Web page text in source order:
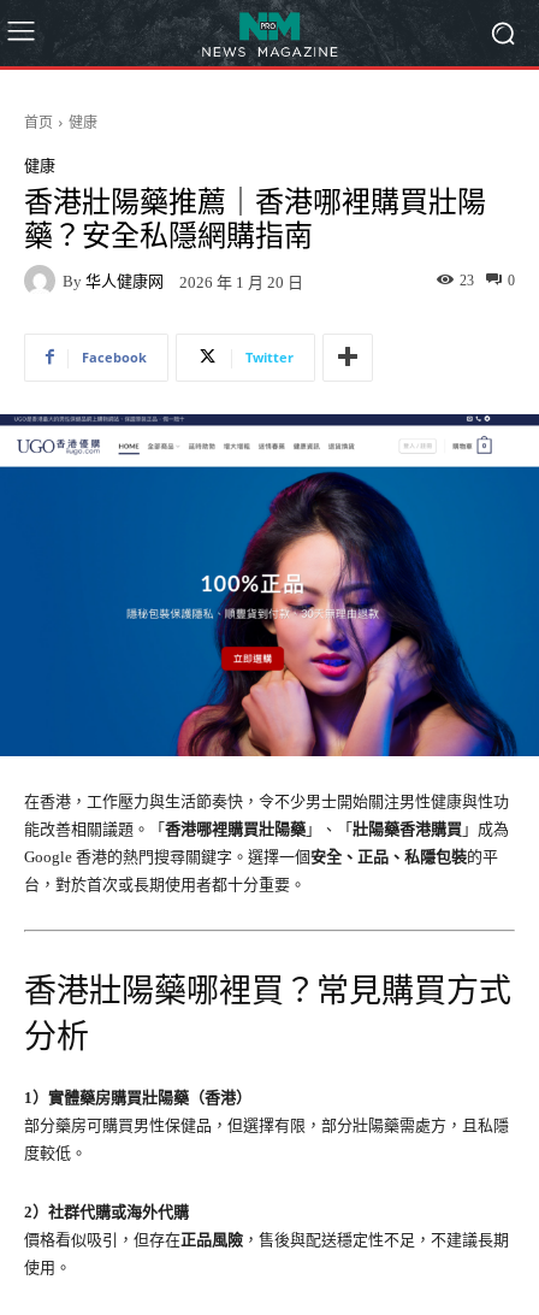
首页 健康
健康
香港壯陽藥推薦｜香港哪裡購買壯陽
藥？安全私隱網購指南
By 华人健康网 2026 年 1 月 20 日 0
23
Facebook Twitter
在香港，工作壓力與生活節奏快，令不少男士開始關注男性健康與性功
能改善相關議題。「 香港哪裡購買壯陽藥 」、「 壯陽藥香港購買 」成為
Google 香港的熱門搜尋關鍵字。選擇一個 安全、正品、私隱包裝的平
台，對於首次或長期使用者都十分重要。
香港壯陽藥哪裡買？常見購買方式
分析
1）實體藥房購買壯陽藥（香港）
部分藥房可購買男性保健品，但選擇有限，部分壯陽藥需處方，且私隱
度較低。
2）社群代購或海外代購
價格看似吸引，但存在正品風險 ，售後與配送穩定性不足，不建議長期
使用。